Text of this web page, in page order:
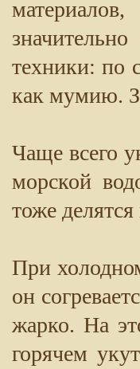
техники: по
как мумию.
Чаще всего
морской
тоже
При
он
жарко. На
горячем